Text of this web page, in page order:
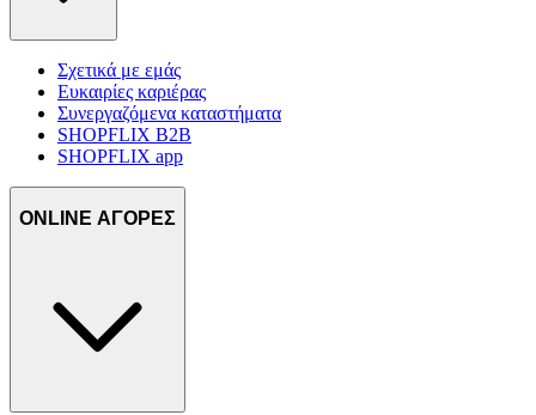
Σχετικά με εμάς
Ευκαιρίες καριέρας
Συνεργαζόμενα καταστήματα
SHOPFLIX B2B
SHOPFLIX app
ONLINE ΑΓΟΡΕΣ